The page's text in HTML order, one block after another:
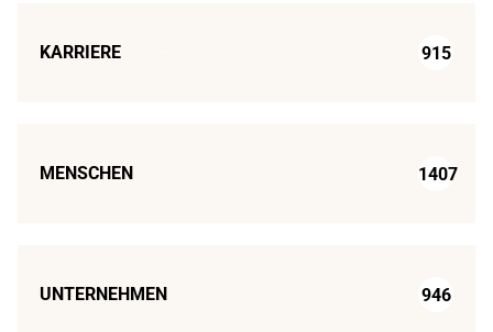
KARRIERE 915
MENSCHEN 1407
UNTERNEHMEN 946